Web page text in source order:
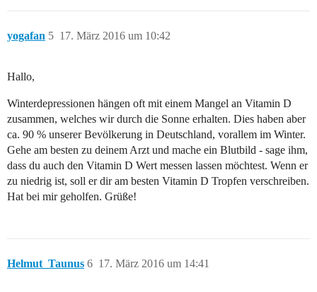
yogafan 17. März 2016 um 10:42
5
Hallo,
Winterdepressionen hängen oft mit einem Mangel an Vitamin D
zusammen, welches wir durch die Sonne erhalten. Dies haben aber
ca. 90 % unserer Bevölkerung in Deutschland, vorallem im Winter.
Gehe am besten zu deinem Arzt und mache ein Blutbild - sage ihm,
dass du auch den Vitamin D Wert messen lassen möchtest. Wenn er
zu niedrig ist, soll er dir am besten Vitamin D Tropfen verschreiben.
Hat bei mir geholfen. Grüße!
Helmut_Taunus 17. März 2016 um 14:41
6